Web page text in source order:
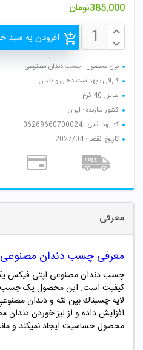
385,000تومان
افزودن به سبد
نوع محصول : چسب دندان مصنوعی
کارائی : بهداشت دهان و دندان
سایز : 40 گرم
کشور سازنده : ایران
کد بهداشتی : 06269660700024
تاریخ انقضا : 2027/04
معرفی
معرفیچسب دندان
چسب دندان مصنوعی اپتی فیکس
کیفیت است. این محصول یک چسب
لايه چسبناك بين لثه و دندان
افزايش داده و از ليز خوردن
محصول حساسیت ایجاد نمیکند و